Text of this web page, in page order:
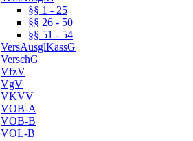
§§ 1 - 25
§§ 26 - 50
§§ 51 - 54
VersAusglKassG
VerschG
VfzV
VgV
VKVV
VOB-A
VOB-B
VOL-B